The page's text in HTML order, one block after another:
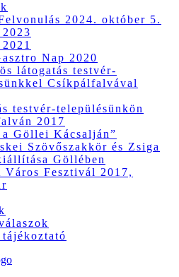
2024. október 5.
Nap 2020
látogatás testvér-
Csíkpálfalvával
testvér-településünkön
2017
a Göllei Kácsalján”
Szövőszakkör és Zsiga
Göllében
Város Fesztivál 2017,